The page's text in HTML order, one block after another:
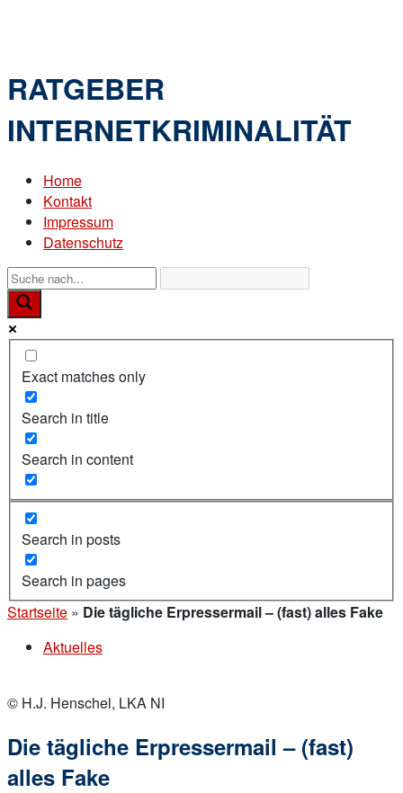
RATGEBER
INTERNETKRIMINALITÄT
Home
Kontakt
Impressum
Datenschutz
Exact matches only
Search in title
Search in content
Search in posts
Search in pages
Startseite » Die tägliche Erpressermail – (fast) alles Fake
Aktuelles
© H.J. Henschel, LKA NI
Die tägliche Erpressermail – (fast)
alles Fake